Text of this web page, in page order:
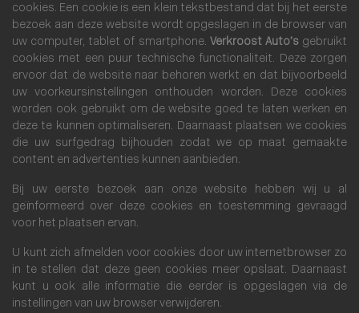
cookies. Een cookie is een klein tekstbestand dat bij het eerste
bezoek aan deze website wordt opgeslagen in de browser van
uw computer, tablet of smartphone. Verkroost Auto’sgebruikt
cookies met een puur technische functionaliteit. Deze zorgen
ervoor dat de website naar behoren werkt en dat bijvoorbeeld
uw voorkeursinstellingen onthouden worden. Deze cookies
worden ook gebruikt om de website goed te laten werken en
deze te kunnen optimaliseren. Daarnaast plaatsen we cookies
die uw surfgedrag bijhouden zodat we op maat gemaakte
content en advertenties kunnen aanbieden.
Bij uw eerste bezoek aan onze website hebben wij u al
geïnformeerd over deze cookies en toestemming gevraagd
voor het plaatsen ervan.
U kunt zich afmelden voor cookies door uw internetbrowser zo
in te stellen dat deze geen cookies meer opslaat. Daarnaast
kunt u ook alle informatie die eerder is opgeslagen via de
instellingen van uw browser verwijderen.